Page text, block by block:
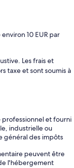
10 EUR par
Les frais et
taxe et sont soumis à
et fourni
industrielle ou
général des impôts
peuvent être
l'hébergement